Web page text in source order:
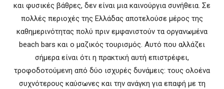
και φυσικές βάθρες, δεν είναι μια καινούργια συνήθεια. Σε
πολλές περιοχές της Ελλάδας αποτελούσε μέρος της
καθημερινότητας πολύ πριν εμφανιστούν τα οργανωμένα
beach bars και ο μαζικός τουρισμός. Αυτό που αλλάζει
σήμερα είναι ότι η πρακτική αυτή επιστρέφει,
τροφοδοτούμενη από δύο ισχυρές δυνάμεις: τους ολοένα
συχνότερους καύσωνες και την ανάγκη για επαφή με τη